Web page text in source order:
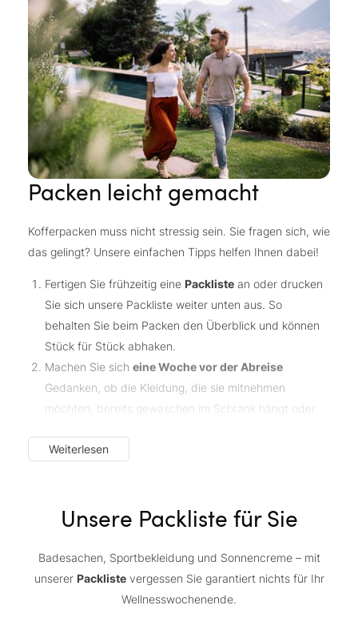
Packen leicht gemacht
Kofferpacken muss nicht stressig sein. Sie fragen sich, wie
das gelingt? Unsere einfachen Tipps helfen Ihnen dabei!
Fertigen Sie frühzeitig eine Packliste an oder drucken
Sie sich unsere Packliste weiter unten aus. So
behalten Sie beim Packen den Überblick und können
Stück für Stück abhaken.
Machen Sie sich eine Woche vor der Abreise
Gedanken, ob die Kleidung, die sie mitnehmen
möchten, bereits gewaschen im Schrank hängt oder
Überlegen Sie auch, ob Sie alles, was Sie brauchen, zu
Beginnen Sie bereits
ein paar Tage vor der Abreise
weiteren Dinge, die später in den Koffer sollen,
irgendwo zurechtzulegen.
Auf diese Weise haben Sie am Tag der Abreise bereits
Weiterlesen
Unsere Packliste für Sie
Badesachen, Sportbekleidung und Sonnencreme – mit
unserer Packlistevergessen Sie garantiert nichts für Ihr
Wellnesswochenende.